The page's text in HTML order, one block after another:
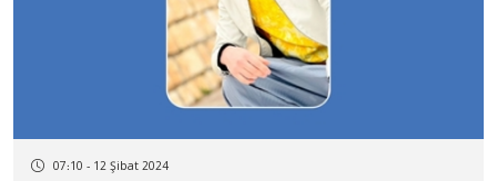
07:10 - 12 Şibat 2024